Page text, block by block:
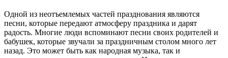
Одной из неотъемлемых частей празднования являются
песни, которые передают атмосферу праздника и дарят
радость. Многие люди вспоминают песни своих родителей и
бабушек, которые звучали за праздничным столом много лет
назад. Это может быть как народная музыка, так и